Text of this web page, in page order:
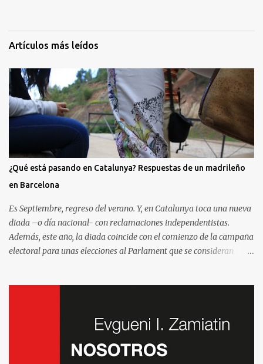
Artículos más leídos
¿Qué está pasando en Catalunya? Respuestas de un madrileño
en Barcelona
Es Septiembre, regreso del verano. Y, en Catalunya toca una nueva
diada –o día nacional- con reclamaciones independentistas.
Además, este año, la diada coincide con el comienzo de la campaña
electoral para unas elecciones al Parlament que se consideran
que aprovechan tenerme cerca para saber más de la situación. Así
que he pensado en compartir las cinco preguntas/respuestas más
comunes para ayudar a entender los porqués de la independencia